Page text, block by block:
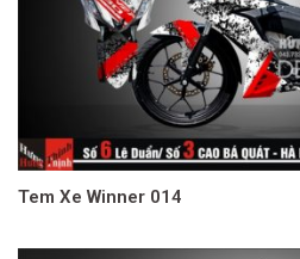
Tem Xe Winner 014